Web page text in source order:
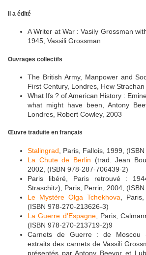
Il a édité
A Writer at War : Vasily Grossman
1945, Vassili Grossman
Ouvrages collectifs
The British Army, Manpower and
First Century, Londres, Hew Strachan
What Ifs ? of American History :
what might have been, Antony
Londres, Robert Cowley, 2003
Œuvre traduite en français
Stalingrad , Paris, Fallois, 1999,
La Chute de Berlin (trad. Jean
2002, (ISBN 978-287-706439-2)
Paris libéré, Paris retrouvé :
Straschitz), Paris, Perrin, 2004,
Le Mystère Olga Tchekhova ,
(ISBN 978-270-213626-3)
La Guerre d'Espagne, Paris,
(ISBN 978-270-213719-2)9
Carnets de Guerre : de Moscou
extraits des carnets de Vassili
présentés par Antony Beevor et